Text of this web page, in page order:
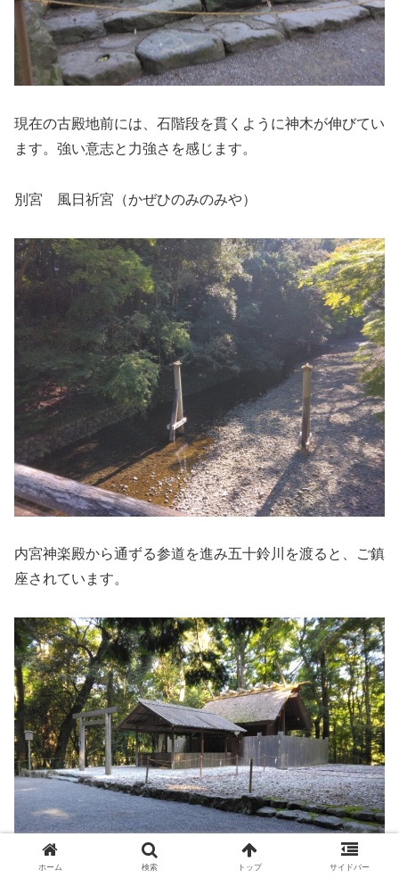
現在の古殿地前には、石階段を貫くように神木が伸びてい
ます。強い意志と力強さを感じます。
別宮 風日祈宮（かぜひのみのみや）
内宮神楽殿から通ずる参道を進み五十鈴川を渡ると、ご鎮
座されています。
ホーム 検索 トップ サイドバー